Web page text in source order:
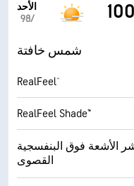
الأحد
9‏/‏8
شمس خافتة
RealFeel®
RealFeel Shade™
الأشعة فوق البنفسجية
القصوى